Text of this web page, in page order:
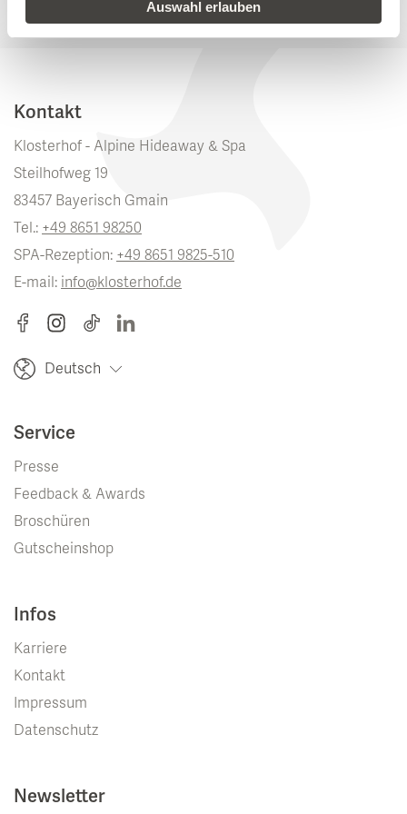
Auswahl erlauben
Kontakt
Klosterhof - Alpine Hideaway & Spa
Steilhofweg 19
83457 Bayerisch Gmain
Tel.: +49 8651 98250
SPA-Rezeption: +49 8651 9825-510
E-mail: info@klosterhof.de
Deutsch
Service
Presse
Feedback & Awards
Broschüren
Gutscheinshop
Infos
Karriere
Kontakt
Impressum
Datenschutz
Newsletter